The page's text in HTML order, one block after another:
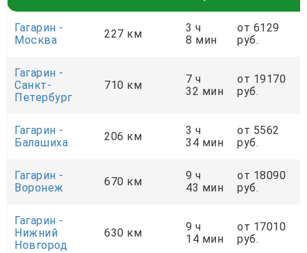
Гагарин -
Москва
227 км
3 ч
8 мин
от 6129
руб.
Гагарин -
Санкт-
Петербург
710 км
7 ч
32 мин
от 19170
руб.
Гагарин -
Балашиха
206 км
3 ч
34 мин
от 5562
руб.
Гагарин -
Воронеж
670 км
9 ч
43 мин
от 18090
руб.
Гагарин -
Нижний
Новгород
630 км
9 ч
14 мин
от 17010
руб.